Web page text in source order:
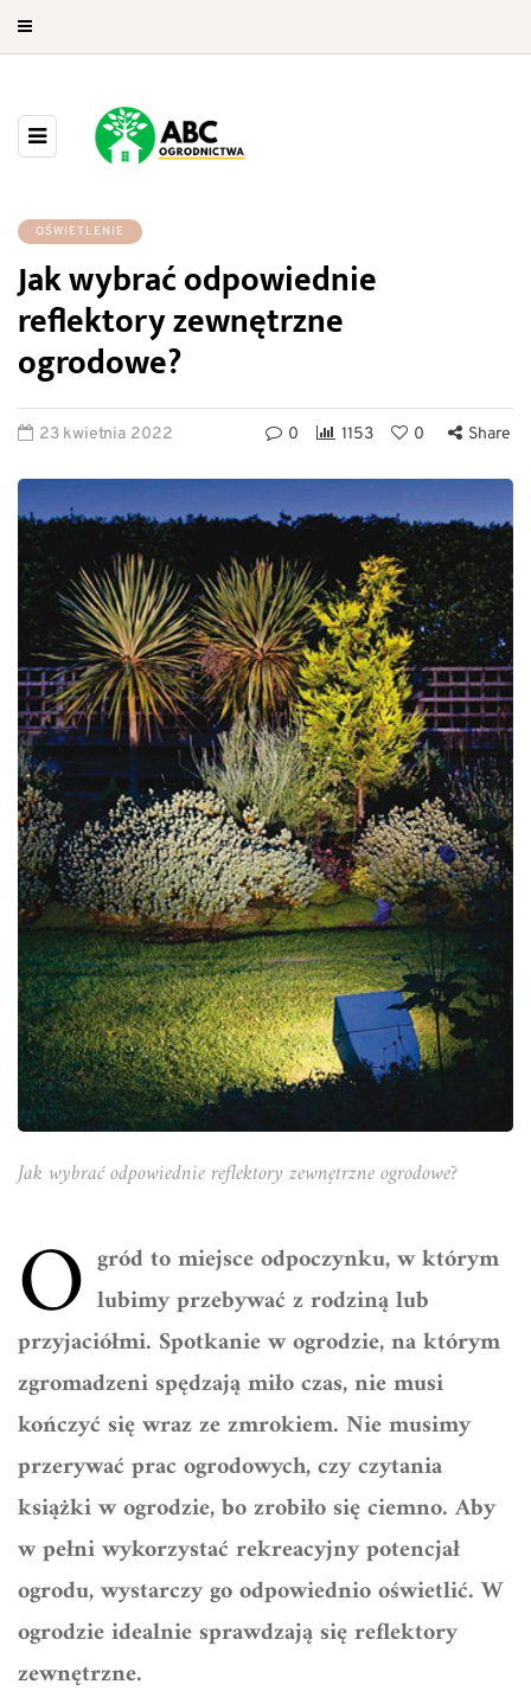
OŚWIETLENIE
Jak wybrać odpowiednie
reflektory zewnętrzne
ogrodowe?
23 kwietnia 2022 0 1153 0 Share
Jak wybrać odpowiednie reflektory zewnętrzne ogrodowe?
O gród to miejsce odpoczynku, w którym
lubimy przebywać z rodziną lub
przyjaciółmi. Spotkanie w ogrodzie, na którym
zgromadzeni spędzają miło czas, nie musi
kończyć się wraz ze zmrokiem. Nie musimy
przerywać prac ogrodowych, czy czytania
książki w ogrodzie, bo zrobiło się ciemno. Aby
w pełni wykorzystać rekreacyjny potencjał
ogrodu, wystarczy go odpowiednio oświetlić. W
ogrodzie idealnie sprawdzają się reflektory
zewnętrzne.